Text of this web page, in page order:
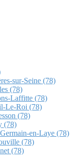
sur-Seine (78)
(78)
Laffitte (78)
Le-Roi (78)
(78)
(78)
en-Laye (78)
(78)
(78)